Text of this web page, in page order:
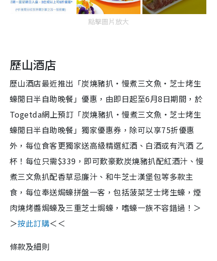
點擊圖片放大
歷山酒店
歷山酒店最近推出「炭燒豬扒‧慢煮三文魚‧芝士烤生
蠔閒日半自助晚餐」優惠，由即日起至6月8日期間，於
Togetda網上預訂「炭燒豬扒‧慢煮三文魚‧芝士烤生
蠔閒日半自助晚餐」獨家優惠券，除可以享75折優惠
外，每位食客更獨家送高級精選紅酒、白酒或有汽酒 乙
杯！每位只需$339，即可歎豪歎炭燒豬扒配紅酒汁、慢
煮三文魚扒配香草忌廉汁、和牛芝士漢堡包等多款主
食，每位奉送焗蠔拼盤一客，包括菠菜芝士烤生蠔，煙
肉燒烤醬焗蠔及三重芝士焗蠔，嗜蠔一族不容錯過！＞
＞按此訂購＜＜
條款及細則